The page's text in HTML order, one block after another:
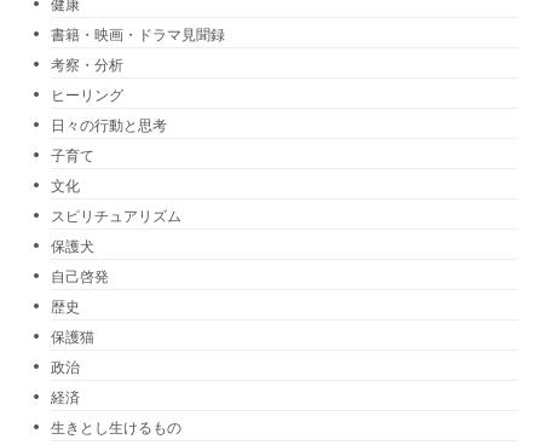
健康
書籍・映画・ドラマ見聞録
考察・分析
ヒーリング
日々の行動と思考
子育て
文化
スピリチュアリズム
保護犬
自己啓発
歴史
保護猫
政治
経済
生きとし生けるもの